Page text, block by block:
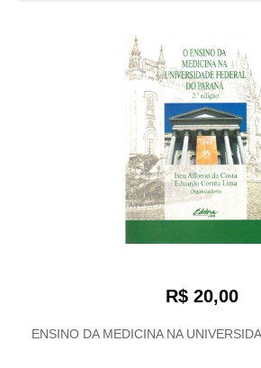
R$ 20,00
ENSINO DA MEDICINA NA